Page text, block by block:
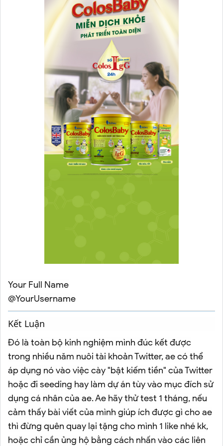
Your Full Name
@YourUsername
Kết Luận​
Đó là toàn bộ kinh nghiệm mình đúc kết được
trong nhiều năm nuôi tài khoản Twitter, ae có thể
áp dụng nó vào việc cày "bật kiếm tiền" của Twitter
hoặc đi seeding hay làm dự án tùy vào mục đích sử
dụng cá nhân của ae. Ae hãy thử test 1 tháng, nếu
cảm thấy bài viết của mình giúp ích được gì cho ae
thì đừng quên quay lại tặng cho mình 1 like nhé kk,
hoặc chỉ cần ủng hộ bằng cách nhấn vào các liên